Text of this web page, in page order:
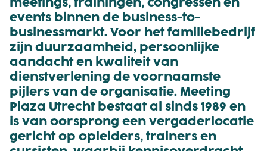
events binnen de business-to-
businessmarkt. Voor het familiebedrijf
zijn duurzaamheid, persoonlijke
aandacht en kwaliteit van
dienstverlening de voornaamste
pijlers van de organisatie. Meeting
Plaza Utrecht bestaat al sinds 1989 en
is van oorsprong een vergaderlocatie
gericht op opleiders, trainers en